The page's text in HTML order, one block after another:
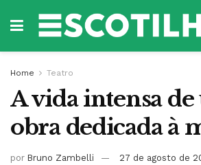
Home Teatro
A vida intensa
obra dedicada à
por Bruno Zambelli 27 de agosto de